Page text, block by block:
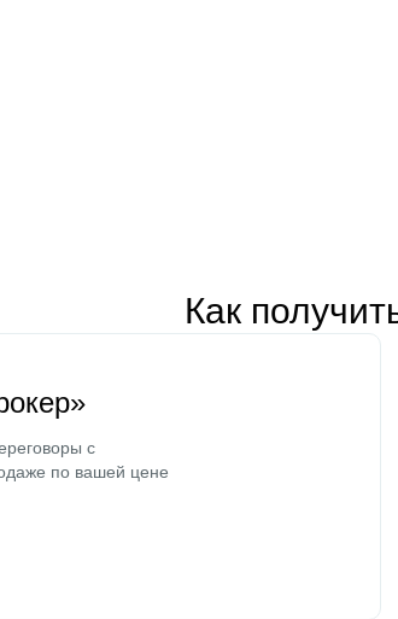
Как
с
по вашей цене